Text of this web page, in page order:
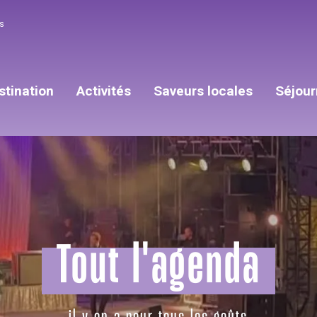
Activités Saveurs locales
Tout l'agenda